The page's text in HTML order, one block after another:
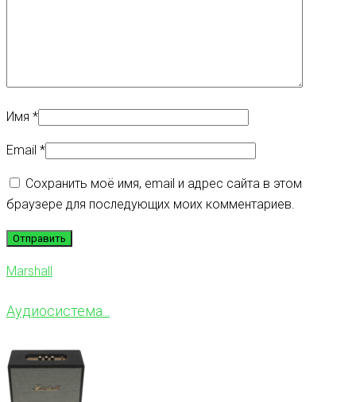
Имя *
Email *
Сохранить моё имя, email и адрес сайта в этом
браузере для последующих моих комментариев.
Marshall
Аудиосистема...